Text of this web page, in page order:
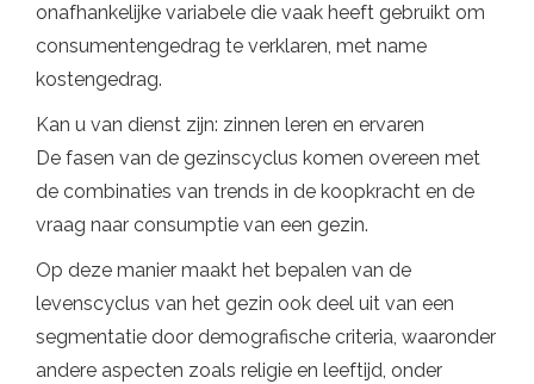
onafhankelijke variabele die vaak heeft gebruikt om
consumentengedrag te verklaren, met name
kostengedrag.
Kan u van dienst zijn: zinnen leren en ervaren
De fasen van de gezinscyclus komen overeen met
de combinaties van trends in de koopkracht en de
vraag naar consumptie van een gezin.
Op deze manier maakt het bepalen van de
levenscyclus van het gezin ook deel uit van een
segmentatie door demografische criteria, waaronder
andere aspecten zoals religie en leeftijd, onder